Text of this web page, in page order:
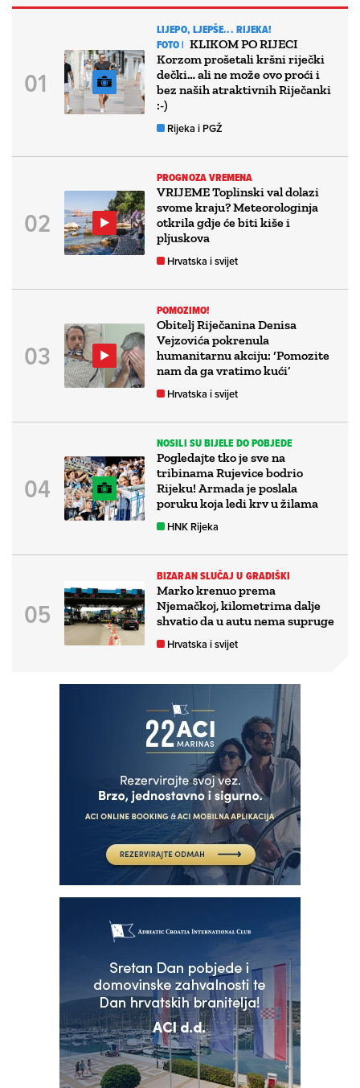
LIJEPO, LJEPŠE... RIJEKA!
FOTO | KLIKOM PO RIJECI
Korzom prošetali kršni riječki
dečki… ali ne može ovo proći i
bez naših atraktivnih Riječanki
:-)
Rijeka i PGŽ
PROGNOZA VREMENA
VRIJEME Toplinski val dolazi
svome kraju? Meteorologinja
otkrila gdje će biti kiše i
pljuskova
Hrvatska i svijet
POMOZIMO!
Obitelj Riječanina Denisa
Vejzovića pokrenula
humanitarnu akciju: ‘Pomozite
nam da ga vratimo kući’
Hrvatska i svijet
NOSILI SU BIJELE DO POBJEDE
Pogledajte tko je sve na
tribinama Rujevice bodrio
Rijeku! Armada je poslala
poruku koja ledi krv u žilama
HNK Rijeka
BIZARAN SLUČAJ U GRADIŠKI
Marko krenuo prema
Njemačkoj, kilometrima dalje
shvatio da u autu nema supruge
Hrvatska i svijet